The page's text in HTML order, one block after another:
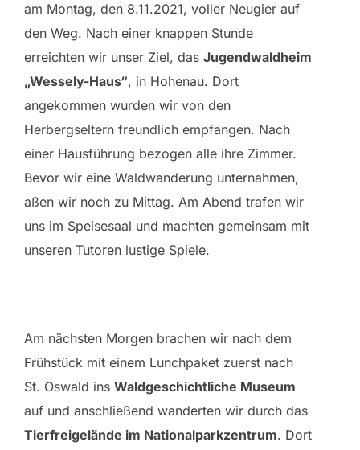
am Montag, den 8.11.2021, voller Neugier auf
den Weg. Nach einer knappen Stunde
erreichten wir unser Ziel, das Jugendwaldheim
„Wessely-Haus“, in Hohenau. Dort
angekommen wurden wir von den
Herbergseltern freundlich empfangen. Nach
einer Hausführung bezogen alle ihre Zimmer.
Bevor wir eine Waldwanderung unternahmen,
aßen wir noch zu Mittag. Am Abend trafen wir
uns im Speisesaal und machten gemeinsam mit
unseren Tutoren lustige Spiele.
Am nächsten Morgen brachen wir nach dem
Frühstück mit einem Lunchpaket zuerst nach
St. Oswald ins Waldgeschichtliche Museum
auf und anschließend wanderten wir durch das
Tierfreigelände im Nationalparkzentrum. Dort